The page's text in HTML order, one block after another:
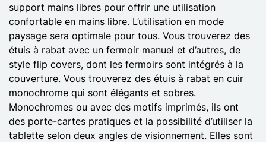
support mains libres pour offrir une utilisation
confortable en mains libre. L’utilisation en mode
paysage sera optimale pour tous. Vous trouverez des
étuis à rabat avec un fermoir manuel et d’autres, de
style flip covers, dont les fermoirs sont intégrés à la
couverture. Vous trouverez des étuis à rabat en cuir
monochrome qui sont élégants et sobres.
Monochromes ou avec des motifs imprimés, ils ont
des porte-cartes pratiques et la possibilité d’utiliser la
tablette selon deux angles de visionnement. Elles sont